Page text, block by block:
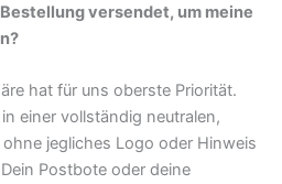
versendet, um meine
hat für uns oberste Priorität.
einer vollständig neutralen,
jegliches Logo oder Hinweis
Postbote oder deine